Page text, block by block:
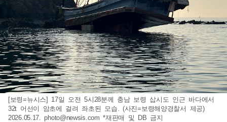
[보령=뉴시스] 17일 오전 5시28분께 충남 보령 삽시도 인근 바다에서
32t 어선이 암초에 걸려 좌초된 모습. (사진=보령해양경찰서 제공)
2026.05.17.photo@newsis.com *재판매 및 DB 금지